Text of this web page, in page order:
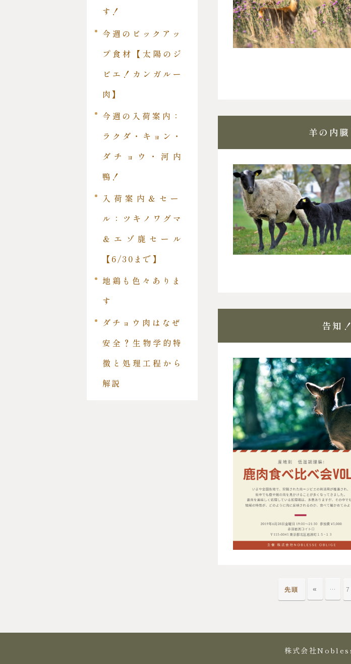
す！
今週のピックアッ
プ食材【太陽のジ
ビエ！カンガルー
肉】
今週の入荷案内：
ラクダ・キョン・
ダチョウ・河内
鴨！
入荷案内＆セー
ル：ツキノワグマ
＆エゾ鹿セール
【6/30まで】
地鶏も色々ありま
す
ダチョウ肉はなぜ
安全？生物学的特
徴と処理工程から
解説
羊の内
告知
先頭 « …
株式会社